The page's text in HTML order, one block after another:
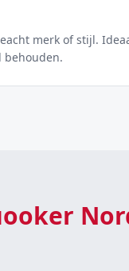
merk of stijl.
behouden.